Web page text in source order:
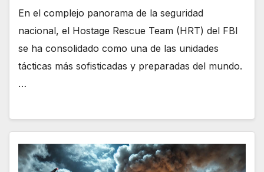
En el complejo panorama de la seguridad
nacional, el Hostage Rescue Team (HRT) del FBI
se ha consolidado como una de las unidades
tácticas más sofisticadas y preparadas del mundo.
…